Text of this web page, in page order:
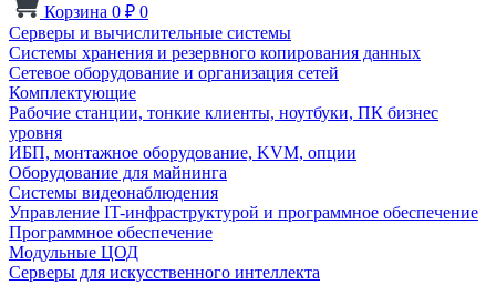
Корзина 0 ₽ 0
Серверы и вычислительные системы
Системы хранения и резервного копирования данных
Сетевое оборудование и организация сетей
Комплектующие
Рабочие станции, тонкие клиенты, ноутбуки, ПК бизнес
уровня
ИБП, монтажное оборудование, KVM, опции
Оборудование для майнинга
Системы видеонаблюдения
Управление IT-инфраструктурой и программное обеспечение
Программное обеспечение
Модульные ЦОД
Серверы для искусственного интеллекта